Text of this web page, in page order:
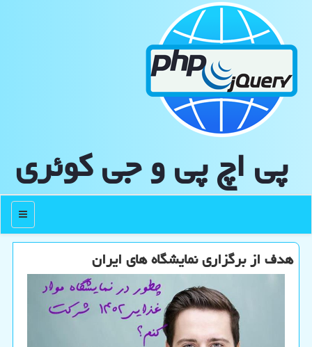
پی اچ پی و جی كوئری
منو
هدف از برگزاری نمایشگاه های ایران